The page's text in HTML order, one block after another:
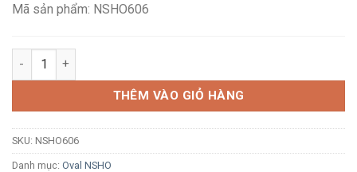
Mã sản phẩm: NSHO606
Đèn LED Oval Nanoco NSHO606 60W 1.2m ánh sáng trắng số
THÊM VÀO GIỎ HÀNG
SKU: NSHO606
Danh mục: Oval NSHO